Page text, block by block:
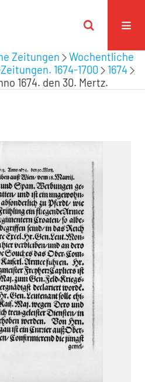
Zeitungen
Wochentliche
1674-1700
1674
1674. den 30. Mertz.